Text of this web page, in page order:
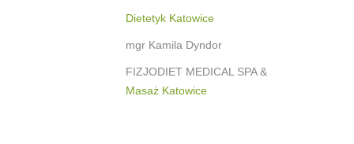
Dietetyk Katowice
mgr Kamila Dyndor
FIZJODIET MEDICAL SPA &
Masaż Katowice